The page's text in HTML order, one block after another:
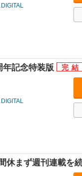
年記念特装版
休まず週刊連載を